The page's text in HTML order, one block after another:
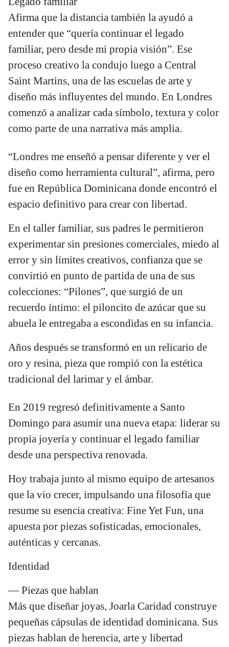
Afirma que la distancia también la ayudó a
entender que “quería continuar el legado
familiar, pero desde mi propia visión”. Ese
proceso creativo la condujo luego a Central
Saint Martins, una de las escuelas de arte y
diseño más influyentes del mundo. En Londres
comenzó a analizar cada símbolo, textura y color
como parte de una narrativa más amplia.
“Londres me enseñó a pensar diferente y ver el
diseño como herramienta cultural”, afirma, pero
fue en República Dominicana donde encontró el
espacio definitivo para crear con libertad.
En el taller familiar, sus padres le permitieron
experimentar sin presiones comerciales, miedo al
error y sin límites creativos, confianza que se
convirtió en punto de partida de una de sus
colecciones: “Pilones”, que surgió de un
recuerdo íntimo: el piloncito de azúcar que su
abuela le entregaba a escondidas en su infancia.
Años después se transformó en un relicario de
oro y resina, pieza que rompió con la estética
tradicional del larimar y el ámbar.
En 2019 regresó definitivamente a Santo
Domingo para asumir una nueva etapa: liderar su
propia joyería y continuar el legado familiar
desde una perspectiva renovada.
Hoy trabaja junto al mismo equipo de artesanos
que la vio crecer, impulsando una filosofía que
resume su esencia creativa: Fine Yet Fun, una
apuesta por piezas sofisticadas, emocionales,
auténticas y cercanas.
Identidad
— Piezas que hablan
Más que diseñar joyas, Joarla Caridad construye
pequeñas cápsulas de identidad dominicana. Sus
piezas hablan de herencia, arte y libertad